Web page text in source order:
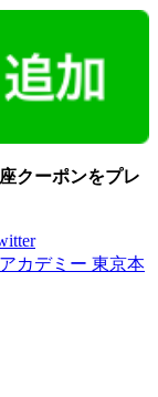
クーポンをプレ